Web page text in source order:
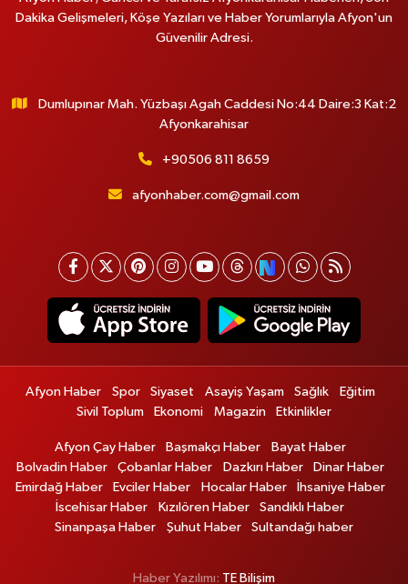
Dakika Gelişmeleri, Köşe Yazıları ve Haber Yorumlarıyla Afyon'un
Güvenilir Adresi.
Dumlupınar Mah. Yüzbaşı Agah Caddesi No:44 Daire:3 Kat:2
Afyonkarahisar
+90506 811 8659
afyonhaber.com@gmail.com
Afyon Haber Spor Siyaset Asayiş Yaşam Sağlık
Eğitim
Sivil Toplum
Ekonomi Magazin Etkinlikler
Afyon Çay Haber Başmakçı Haber
Bayat Haber
Bolvadin Haber
Çobanlar Haber Dazkırı Haber
Dinar Haber
Emirdağ Haber
Evciler Haber Hocalar Haber
İhsaniye Haber
İscehisar Haber
Kızılören Haber
Sandıklı Haber
Sinanpaşa Haber
Şuhut Haber Sultandağı haber
Haber Yazılımı: TE Bilişim